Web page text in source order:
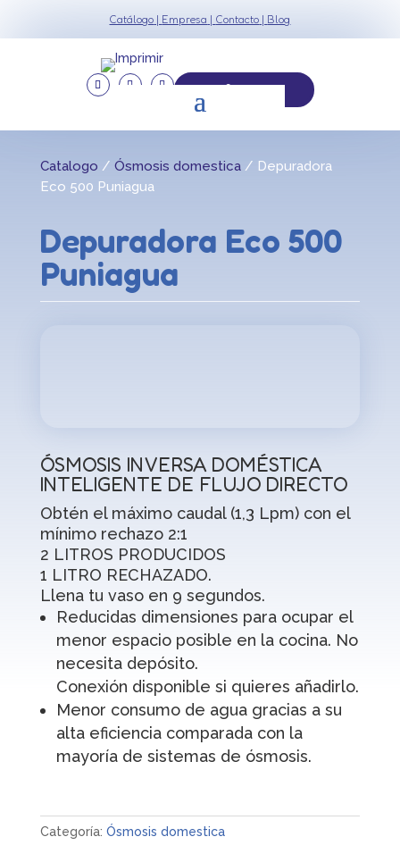
Catálogo | Empresa | Contacto | Blog
926 552 253
Catalogo / Ósmosis domestica/ Depuradora
Eco 500 Puniagua
Depuradora Eco 500
Puniagua
ÓSMOSIS INVERSA DOMÉSTICA
INTELIGENTE DE FLUJO DIRECTO
Obtén el máximo caudal (1,3 Lpm) con el
mínimo rechazo 2:1
2 LITROS PRODUCIDOS
1 LITRO RECHAZADO.
Llena tu vaso en 9 segundos.
Reducidas dimensiones para ocupar el
menor espacio posible en la cocina. No
necesita depósito.
Conexión disponible si quieres añadirlo.
Menor consumo de agua gracias a su
alta eficiencia comparada con la
mayoría de sistemas de ósmosis.
Categoría: Ósmosis domestica